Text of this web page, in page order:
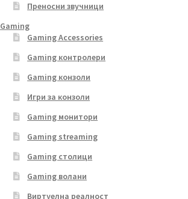
Преносни звучници
Gaming
Gaming Accessories
Gaming контролери
Gaming конзоли
Игри за конзоли
Gaming монитори
Gaming streaming
Gaming столици
Gaming волани
Виртуелна реалност